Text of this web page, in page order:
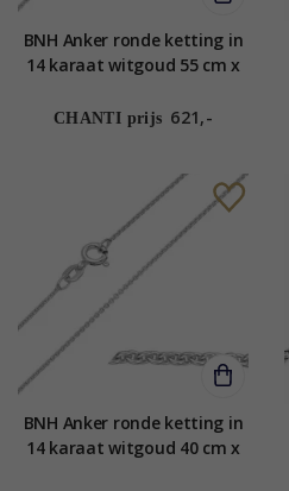
BNH Anker ronde ketting in
14 karaat witgoud 55 cm x
CHANTI prijs 621,-
BNH Anker ronde ketting in
14 karaat witgoud 40 cm x